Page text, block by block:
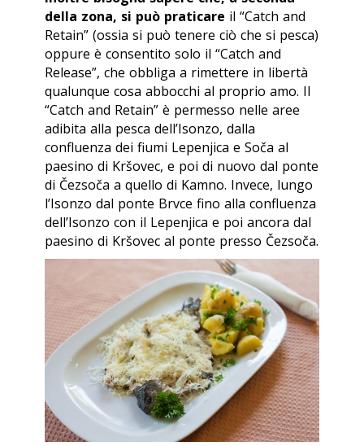
della zona, si può praticare il “Catch and
Retain” (ossia si può tenere ciò che si pesca)
oppure è consentito solo il “Catch and
Release”, che obbliga a rimettere in libertà
qualunque cosa abbocchi al proprio amo. Il
“Catch and Retain” è permesso nelle aree
adibita alla pesca dell’Isonzo, dalla
confluenza dei fiumi Lepenjica e Soča al
paesino di Kršovec, e poi di nuovo dal ponte
di Čezsoča a quello di Kamno. Invece, lungo
l’Isonzo dal ponte Brvce fino alla confluenza
dell’Isonzo con il Lepenjica e poi ancora dal
paesino di Kršovec al ponte presso Čezsoča.